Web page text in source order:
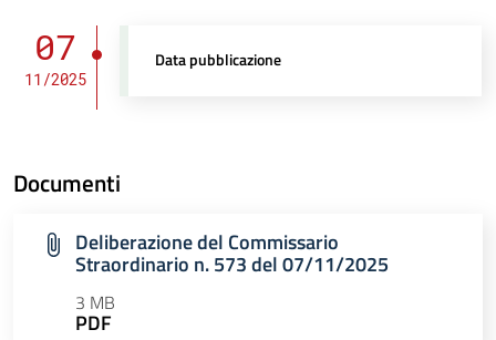
07
11/2025
Data pubblicazione
Documenti
Deliberazione del Commissario
Straordinario n. 573 del 07/11/2025
3 MB
PDF